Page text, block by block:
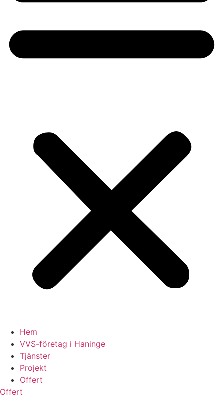
Hem
VVS-företag i Haninge
Tjänster
Projekt
Offert
Offert